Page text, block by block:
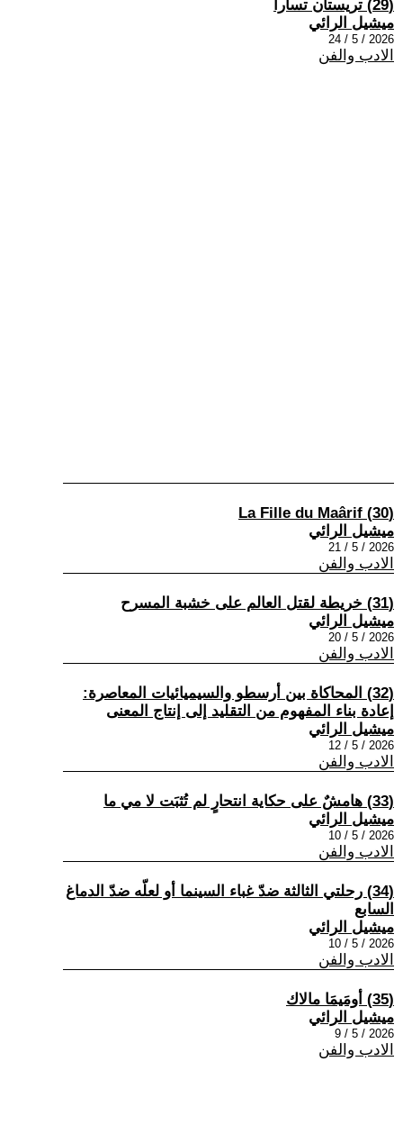
(29) تريستان تسارا
ميشيل الرائي
2026 / 5 / 24
الادب والفن
(30) La Fille du Maârif
ميشيل الرائي
2026 / 5 / 21
الادب والفن
(31) خريطة لقتل العالم على خشبة المسرح
ميشيل الرائي
2026 / 5 / 20
الادب والفن
(32) المحاكاة بين أرسطو والسيميائيات المعاصرة:
إعادة بناء المفهوم من التقليد إلى إنتاج المعنى
ميشيل الرائي
2026 / 5 / 12
الادب والفن
(33) هامشٌ على حكاية انتحارٍ لم تُثبَت لا مي ما
ميشيل الرائي
2026 / 5 / 10
الادب والفن
(34) رحلتي الثالثة ضدّ غباء السينما أو لعلّه ضدّ الدماغ
السابع
ميشيل الرائي
2026 / 5 / 10
الادب والفن
(35) أومَيمَا مالاك
ميشيل الرائي
2026 / 5 / 9
الادب والفن